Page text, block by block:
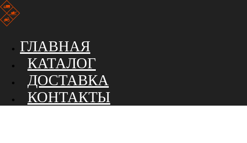
ГЛАВНАЯ
КАТАЛОГ
ДОСТАВКА
КОНТАКТЫ